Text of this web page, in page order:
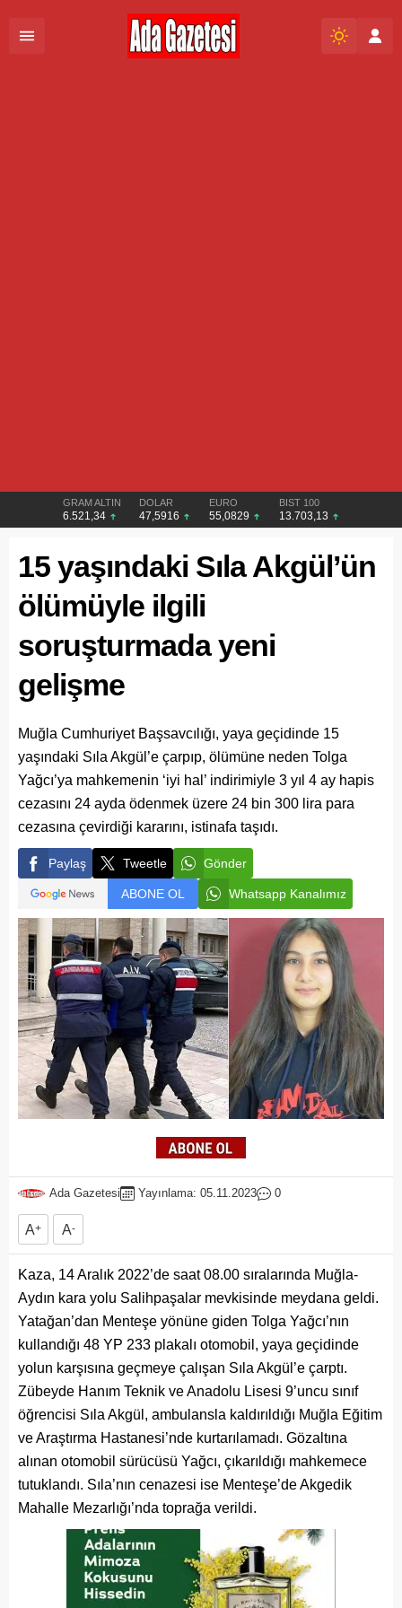
GRAM ALTIN
6.521,34
DOLAR
47,5916
EURO
55,0829
BIST 100
13.703,13
15 yaşındaki Sıla Akgül’ün
ölümüyle ilgili
soruşturmada yeni
gelişme
Muğla Cumhuriyet Başsavcılığı, yaya geçidinde 15
yaşındaki Sıla Akgül’e çarpıp, ölümüne neden Tolga
Yağcı’ya mahkemenin ‘iyi hal’ indirimiyle 3 yıl 4 ay hapis
cezasını 24 ayda ödenmek üzere 24 bin 300 lira para
cezasına çevirdiği kararını, istinafa taşıdı.
Paylaş Tweetle Gönder
ABONE OL Whatsapp Kanalımız
Ada Gazetesi Yayınlama: 05.11.2023 0
A+ A-
Kaza, 14 Aralık 2022’de saat 08.00 sıralarında Muğla-
Aydın kara yolu Salihpaşalar mevkisinde meydana geldi.
Yatağan’dan Menteşe yönüne giden Tolga Yağcı’nın
kullandığı 48 YP 233 plakalı otomobil, yaya geçidinde
yolun karşısına geçmeye çalışan Sıla Akgül’e çarptı.
Zübeyde Hanım Teknik ve Anadolu Lisesi 9’uncu sınıf
öğrencisi Sıla Akgül, ambulansla kaldırıldığı Muğla Eğitim
ve Araştırma Hastanesi’nde kurtarılamadı. Gözaltına
alınan otomobil sürücüsü Yağcı, çıkarıldığı mahkemece
tutuklandı. Sıla’nın cenazesi ise Menteşe’de Akgedik
Mahalle Mezarlığı’nda toprağa verildi.